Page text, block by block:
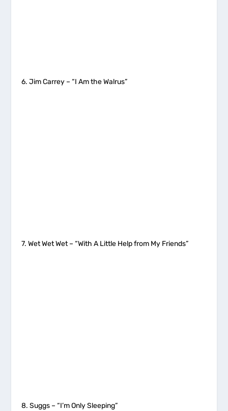
6. Jim Carrey – “I Am the Walrus”
7. Wet Wet Wet – “With A Little Help from My Friends”
8. Suggs – “I’m Only Sleeping”